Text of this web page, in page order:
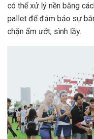
có thể xử lý nền bằng
pallet để đảm bảo sự
chặn ẩm ướt, sình lầy.